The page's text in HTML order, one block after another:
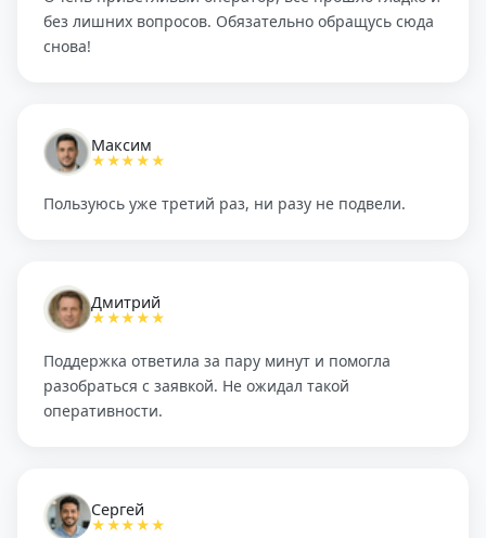
без лишних вопросов. Обязательно обращусь сюда
снова!
Максим
★★★★★
Пользуюсь уже третий раз, ни разу не подвели.
Дмитрий
★★★★★
Поддержка ответила за пару минут и помогла
разобраться с заявкой. Не ожидал такой
оперативности.
Сергей
★★★★★